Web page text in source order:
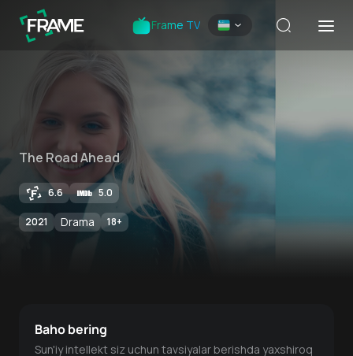
Frame TV
The Road Ahead
6.6 5.0
2021 Drama 18+
Baho bering
Sun'iy intellekt siz uchun tavsiyalar berishda yaxshiroq